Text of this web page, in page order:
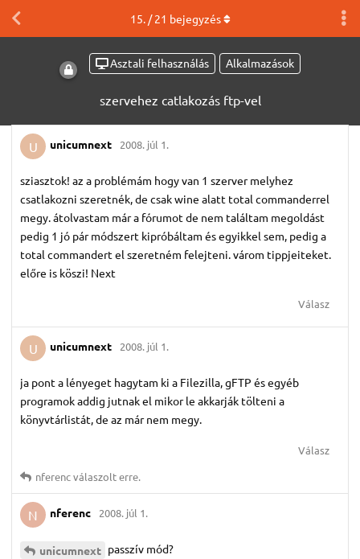
Asztali felhasználás Alkalmazások
szervehez catlakozás ftp-vel
15. /21 bejegyzés
U unicumnext 2008. júl 1.
sziasztok! az a problémám hogy van 1 szerver melyhez
csatlakozni szeretnék, de csak wine alatt total commanderrel
megy. átolvastam már a fórumot de nem találtam megoldást
pedig 1 jó pár módszert kipróbáltam és egyikkel sem, pedig a
total commandert el szeretném felejteni. várom tippjeiteket.
előre is köszi! Next
Válasz
U unicumnext 2008. júl 1.
ja pont a lényeget hagytam ki a Filezilla, gFTP és egyéb
programok addig jutnak el mikor le akkarják tölteni a
könyvtárlistát, de az már nem megy.
Válasz
nferencválaszolt erre.
N nferenc 2008. júl 1.
unicumnext passzív mód?